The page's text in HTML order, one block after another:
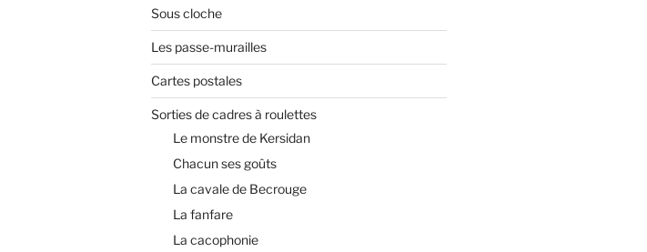
Sous cloche
Les passe-murailles
Cartes postales
Sorties de cadres à roulettes
Le monstre de Kersidan
Chacun ses goûts
La cavale de Becrouge
La fanfare
La cacophonie